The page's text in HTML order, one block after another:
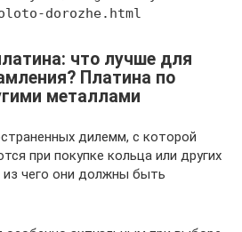
dorozhe.html
что лучше для
Платина по
металлами
дилемм, с которой
при покупке кольца или других
чего они должны быть